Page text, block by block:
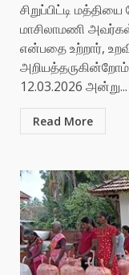
சிறுப்பிட்டி
மாசிலாமணி
என்பதை உற்றார்,
12.03.2026 அன்று...
Read More